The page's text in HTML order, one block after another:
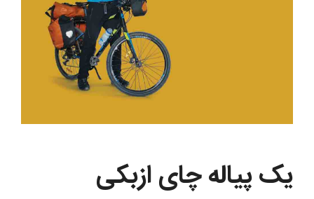
یک پیاله چای ازبکی